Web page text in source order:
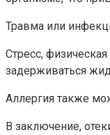
Травма или
Стресс,
задерживаться
Аллергия также
В заключение,